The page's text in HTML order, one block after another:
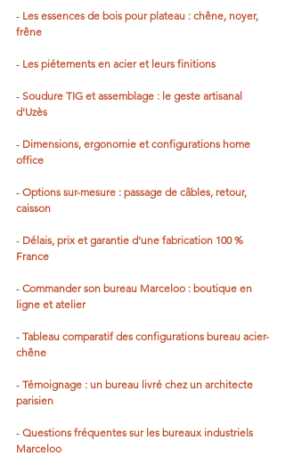
- Les essences de bois pour plateau : chêne, noyer,
frêne
- Les piétements en acier et leurs finitions
- Soudure TIG et assemblage : le geste artisanal
d'Uzès
- Dimensions, ergonomie et configurations home
office
- Options sur-mesure : passage de câbles, retour,
caisson
- Délais, prix et garantie d'une fabrication 100 %
France
- Commander son bureau Marceloo : boutique en
ligne et atelier
- Tableau comparatif des configurations bureau acier-
chêne
- Témoignage : un bureau livré chez un architecte
parisien
- Questions fréquentes sur les bureaux industriels
Marceloo